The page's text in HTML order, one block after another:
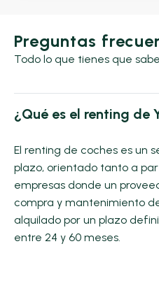
Preguntas
Todo lo que tienes que
¿Qué es el renting de
El renting de coches es un
plazo, orientado tanto a
empresas donde un
compra y mantenimiento
alquilado por un plazo
entre 24 y 60 meses.